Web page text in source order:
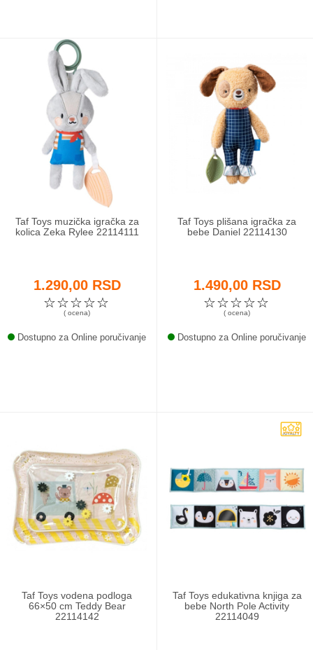
Taf Toys muzička igračka za
kolica Zeka Rylee 22114111
1.290,00 RSD
☆
☆
☆
☆
☆
( ocena)
Dostupno za Online poručivanje
Taf Toys plišana igračka za
bebe Daniel 22114130
1.490,00 RSD
☆
☆
☆
☆
☆
( ocena)
Dostupno za Online poručivanje
Taf Toys vodena podloga
66×50 cm Teddy Bear
22114142
Taf Toys edukativna knjiga za
bebe North Pole Activity
22114049